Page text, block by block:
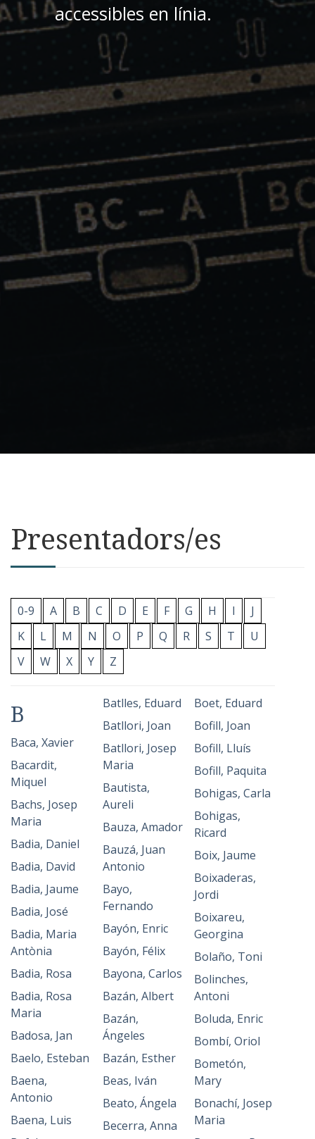
accessibles en línia.
Presentadors/es
0-9 A B C D E F G H I
J
K
L M N O P Q R S T
U
V
W X Y Z
B
Baca, Xavier
Bacardit,
Miquel
Bachs, Josep
Maria
Badia, Daniel
Badia, David
Badia, Jaume
Badia, José
Badia, Maria
Antònia
Badia, Rosa
Badia, Rosa
Maria
Badosa, Jan
Baelo, Esteban
Baena,
Antonio
Baena, Luis
Batlles, Eduard
Batllori, Joan
Batllori, Josep
Maria
Bautista,
Aureli
Bauza, Amador
Bauzá, Juan
Antonio
Bayo,
Fernando
Bayón, Enric
Bayón, Félix
Bayona, Carlos
Bazán, Albert
Bazán,
Ángeles
Bazán, Esther
Beas, Iván
Beato, Ángela
Becerra, Anna
Boet, Eduard
Bofill, Joan
Bofill, Lluís
Bofill, Paquita
Bohigas, Carla
Bohigas,
Ricard
Boix, Jaume
Boixaderas,
Jordi
Boixareu,
Georgina
Bolaño, Toni
Bolinches,
Antoni
Boluda, Enric
Bombí, Oriol
Bometón,
Mary
Bonachí, Josep
Maria